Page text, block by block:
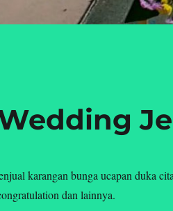
karangan bunga ucapan duka
dan lainnya.